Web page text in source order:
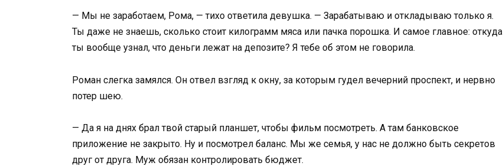
— Мы не заработаем, Рома, — тихо ответила девушка. — Зарабатываю и откладываю только я.
Ты даже не знаешь, сколько стоит килограмм мяса или пачка порошка. И самое главное: откуда
ты вообще узнал, что деньги лежат на депозите? Я тебе об этом не говорила.
Роман слегка замялся. Он отвел взгляд к окну, за которым гудел вечерний проспект, и нервно
потер шею.
— Да я на днях брал твой старый планшет, чтобы фильм посмотреть. А там банковское
приложение не закрыто. Ну и посмотрел баланс. Мы же семья, у нас не должно быть секретов
друг от друга. Муж обязан контролировать бюджет.